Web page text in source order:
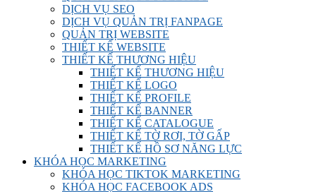
DỊCH VỤ SEO
DỊCH VỤ QUẢN TRỊ FANPAGE
QUẢN TRỊ WEBSITE
THIẾT KẾ WEBSITE
THIẾT KẾ THƯƠNG HIỆU
THIẾT KẾ THƯƠNG HIỆU
THIẾT KẾ LOGO
THIẾT KẾ PROFILE
THIẾT KẾ BANNER
THIẾT KẾ CATALOGUE
THIẾT KẾ TỜ RƠI, TỜ GẤP
THIẾT KẾ HỒ SƠ NĂNG LỰC
KHÓA HỌC MARKETING
KHÓA HỌC TIKTOK MARKETING
KHÓA HỌC FACEBOOK ADS